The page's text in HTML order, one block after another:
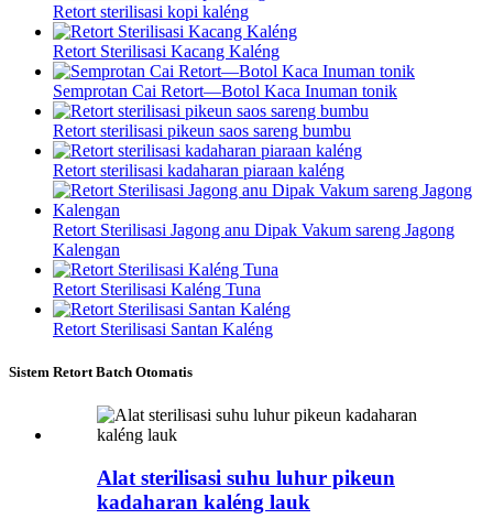
Retort sterilisasi kopi kaléng
Retort Sterilisasi Kacang Kaléng
Semprotan Cai Retort—Botol Kaca Inuman tonik
Retort sterilisasi pikeun saos sareng bumbu
Retort sterilisasi kadaharan piaraan kaléng
Retort Sterilisasi Jagong anu Dipak Vakum sareng Jagong
Kalengan
Retort Sterilisasi Kaléng Tuna
Retort Sterilisasi Santan Kaléng
Sistem Retort Batch Otomatis
Alat sterilisasi suhu luhur pikeun
kadaharan kaléng lauk